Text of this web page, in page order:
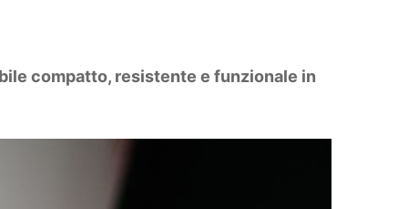
compatto, resistente e funzionale in